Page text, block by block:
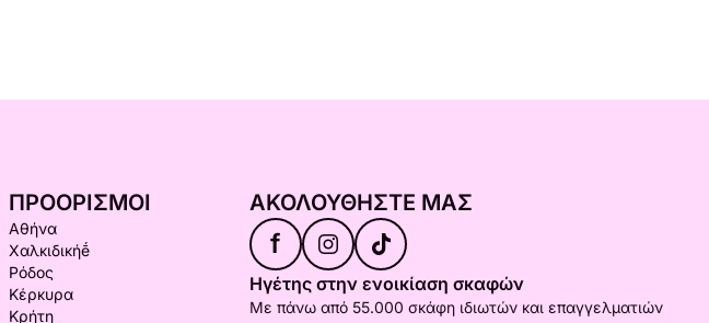
ΠΡΟΟΡΙΣΜΟΊ
Αθήνα
Χαλκιδικήḗ
Ρόδος
Κέρκυρα
Κρήτη
ΑΚΟΛΟΥΘΉΣΤΕ ΜΑΣ
f
Ηγέτης στην ενοικίαση σκαφών
Με πάνω από 55.000 σκάφη ιδιωτών και επαγγελματιών